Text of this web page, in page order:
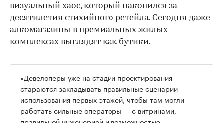
визуальный хаос, который накопился за
десятилетия стихийного ретейла. Сегодня даже
алкомагазины в премиальных жилых
комплексах выглядят как бутики.
«Девелоперы уже на стадии проектирования
стараются закладывать правильные сценарии
использования первых этажей, чтобы там могли
работать сильные операторы — с витринами,